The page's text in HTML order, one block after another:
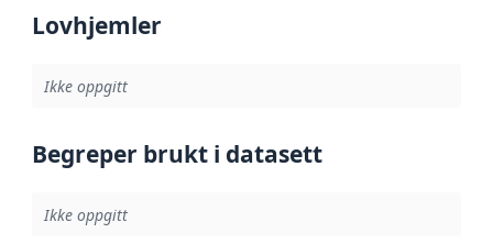
Lovhjemler
Ikke oppgitt
Begreper brukt i datasett
Ikke oppgitt